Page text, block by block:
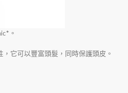
。
它可以豐富頭髮，同時保護頭皮。